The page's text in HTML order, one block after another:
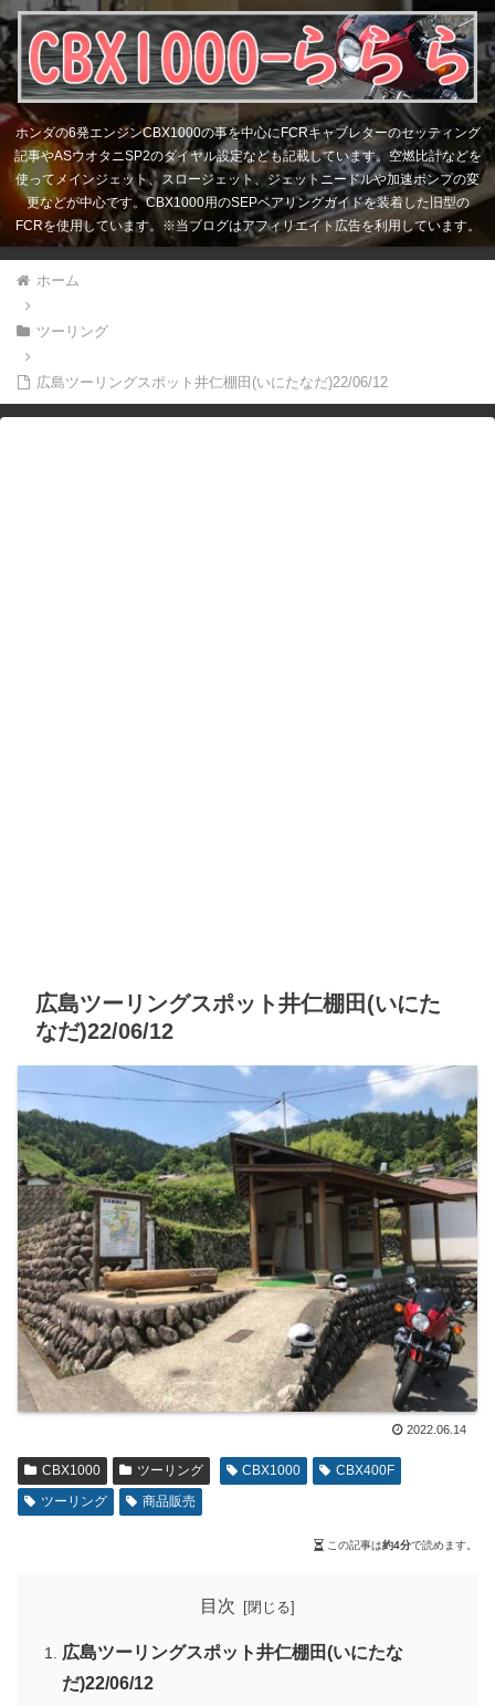
ホンダの6発エンジンCBX1000の事を中心にFCRキャブレターのセッティング
記事やASウオタニSP2のダイヤル設定なども記載しています。空燃比計などを
使ってメインジェット、スロージェット、ジェットニードルや加速ポンプの変
更などが中心です。CBX1000用のSEPベアリングガイドを装着した旧型の
FCRを使用しています。※当ブログはアフィリエイト広告を利用しています。
ホーム
ツーリング
広島ツーリングスポット井仁棚田(いにたなだ)22/06/12
広島ツーリングスポット井仁棚田(いにた
なだ)22/06/12
2022.06.14
CBX1000 ツーリング CBX1000
CBX400F
ツーリング
商品販売
この記事は約4分で読めます。
目次
広島ツーリングスポット井仁棚田(いにたな
だ)22/06/12